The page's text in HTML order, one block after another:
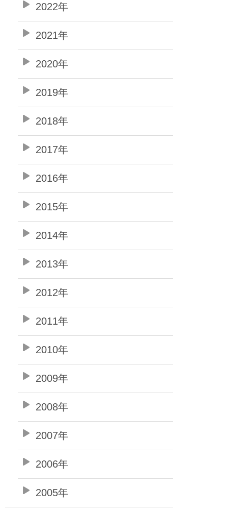
2022年
2021年
2020年
2019年
2018年
2017年
2016年
2015年
2014年
2013年
2012年
2011年
2010年
2009年
2008年
2007年
2006年
2005年